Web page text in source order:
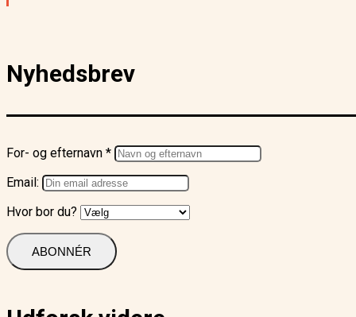
Nyhedsbrev
For- og efternavn *
Email:
Hvor bor du?